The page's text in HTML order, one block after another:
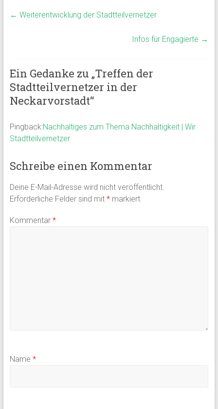
← Weiterentwicklung der Stadtteilvernetzer
Infos für Engagierte →
Ein Gedanke zu „Treffen der
Stadtteilvernetzer in der
Neckarvorstadt“
Pingback:Nachhaltiges zum Thema Nachhaltigkeit | Wir
Stadtteilvernetzer
Schreibe einen Kommentar
Deine E-Mail-Adresse wird nicht veröffentlicht.
Erforderliche Felder sind mit *markiert
Kommentar *
Name *